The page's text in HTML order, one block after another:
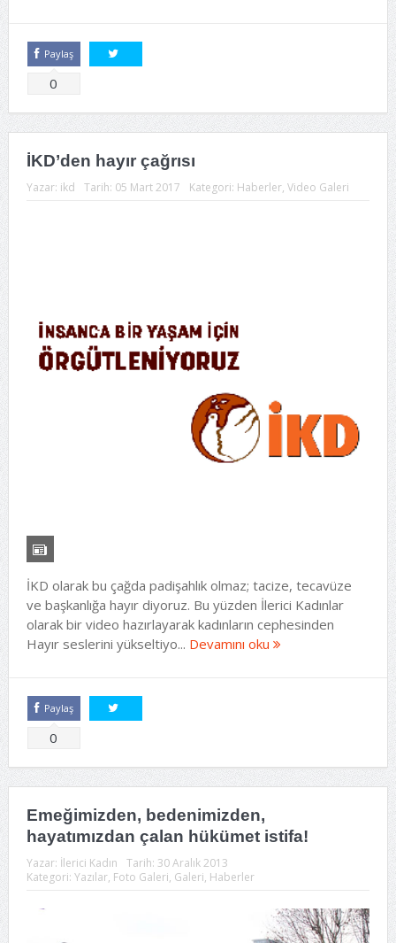
Paylaş
0
İKD’den hayır çağrısı
Yazar: ikd Tarih: 05 Mart 2017 Kategori: Haberler, Video Galeri
İKD olarak bu çağda padişahlık olmaz; tacize, tecavüze
ve başkanlığa hayır diyoruz. Bu yüzden İlerici Kadınlar
olarak bir video hazırlayarak kadınların cephesinden
Hayır seslerini yükseltiyo... Devamını oku
Paylaş
0
Emeğimizden, bedenimizden,
hayatımızdan çalan hükümet istifa!
Yazar: İlerici Kadın Tarih: 30 Aralık 2013
Kategori: Yazılar, Foto Galeri, Galeri, Haberler